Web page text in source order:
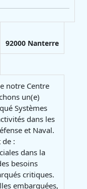
92000 Nanterre
notre Centre
un(e)
Systèmes
dans les
et Naval.
de :
dans la
besoins
critiques.
embarquées,